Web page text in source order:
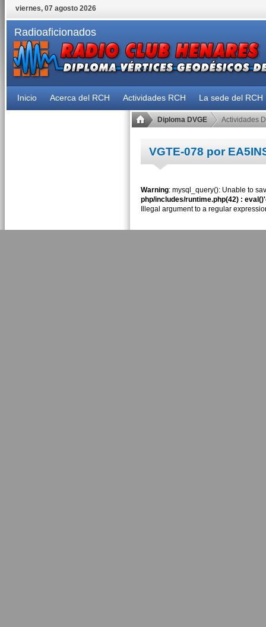
viernes, 07 agosto 2026
Radioaficionados
Inicio Acerca del RCH Actividades RCH La sede del RCH
Diploma DVGE Actividades
VGTE-078 por
Warning: mysql_query(): Unable to
php/includes/runtime.php(42) :
Illegal argument to a regular